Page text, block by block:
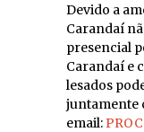
Devido a
Carandaí
presencial
Carandaí e
lesados
juntamente
email: